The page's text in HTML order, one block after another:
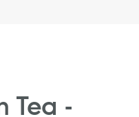
Tea -